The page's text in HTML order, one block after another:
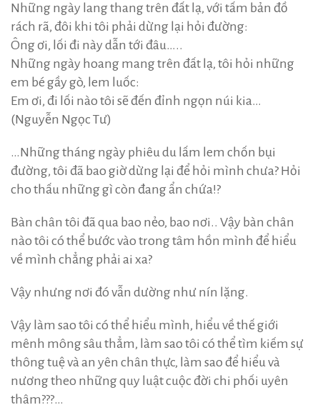
Những ngày lang thang trên đất lạ, với tấm bản đồ
rách rã, đôi khi tôi phải dừng lại hỏi đường:
Ông ơi, lối đi này dẫn tới đâu…..
Những ngày hoang mang trên đất lạ, tôi hỏi những
em bé gầy gò, lem luốc:
Em ơi, đi lối nào tôi sẽ đến đỉnh ngọn núi kia…
(Nguyễn Ngọc Tư)
…Những tháng ngày phiêu du lấm lem chốn bụi
đường, tôi đã bao giờ dừng lại để hỏi mình chưa? Hỏi
cho thấu những gì còn đang ẩn chứa!?
Bàn chân tôi đã qua bao nẻo, bao nơi.. Vậy bàn chân
nào tôi có thể bước vào trong tâm hồn mình để hiểu
về mình chẳng phải ai xa?
Vậy nhưng nơi đó vẫn dường như nín lặng.
Vậy làm sao tôi có thể hiểu mình, hiểu về thế giới
mênh mông sâu thẳm, làm sao tôi có thể tìm kiếm sự
thông tuệ và an yên chân thực, làm sao để hiểu và
nương theo những quy luật cuộc đời chi phối uyên
thâm???…